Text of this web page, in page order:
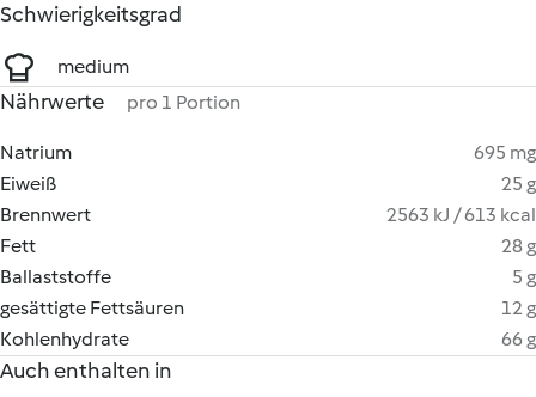
Schwierigkeitsgrad
medium
Nährwerte pro 1 Portion
Natrium
695 mg
Eiweiß
25 g
Brennwert
2563 kJ / 613 kcal
Fett
28 g
Ballaststoffe
5 g
gesättigte Fettsäuren
12 g
Kohlenhydrate
66 g
Auch enthalten in